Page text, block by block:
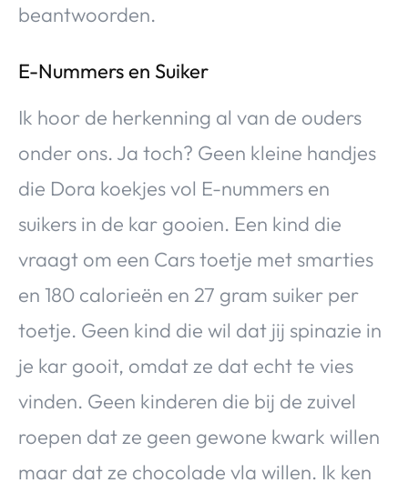
beantwoorden.
E-Nummers en Suiker
Ik hoor de herkenning al van de ouders
onder ons. Ja toch? Geen kleine handjes
die Dora koekjes vol E-nummers en
suikers in de kar gooien. Een kind die
vraagt om een Cars toetje met smarties
en 180 calorieën en 27 gram suiker per
toetje. Geen kind die wil dat jij spinazie in
je kar gooit, omdat ze dat echt te vies
vinden. Geen kinderen die bij de zuivel
roepen dat ze geen gewone kwark willen
maar dat ze chocolade vla willen. Ik ken